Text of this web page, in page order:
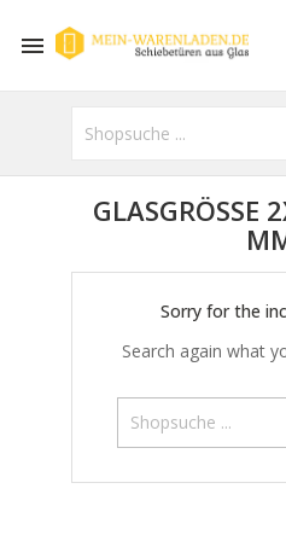

GLASGRÖSSE
M
Sorry for the
Search again what